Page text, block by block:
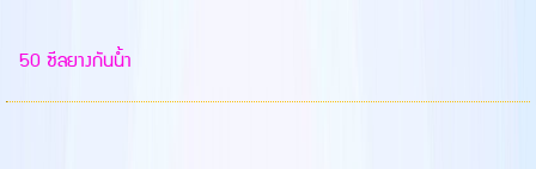
50 ซีลยางกันน้ำ